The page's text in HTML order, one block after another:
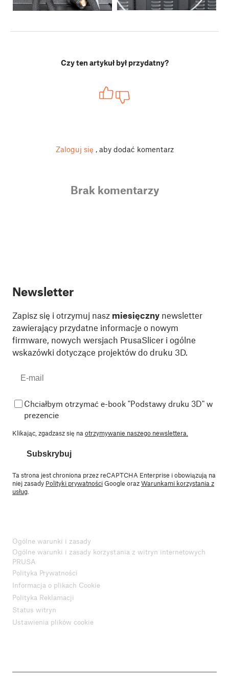
Czy ten artykuł był przydatny?
Zaloguj się , aby dodać komentarz
Brak komentarzy
Newsletter
Zapisz się i otrzymuj nasz miesięczny newsletter
zawierający przydatne informacje o nowym
firmware, nowych wersjach PrusaSlicer i ogólne
wskazówki dotyczące projektów do druku 3D.
Chciałbym otrzymać e-book "Podstawy druku 3D" w
prezencie
Klikając, zgadzasz się na otrzymywanie naszego newslettera.
Subskrybuj
Ta strona jest chroniona przez reCAPTCHA Enterprise i obowiązują na
niej zasady Polityki prywatnościGoogle orazWarunkami korzystania z
usług
Ogólne warunki i zasady
Ogólne warunki i zasady korzystania z witryn internetowych
PRUSA
Polityka Prywatności
Informacja o plikach Cookie
Polityka Reklamacji
Status witryn
Ustawienia plików cookie